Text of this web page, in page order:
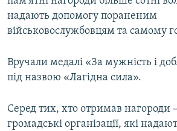
надають допомогу пораненим
військовослужбовцям та самому
Вручали медалі «За мужність і
під назвою «Лагідна сила».
Серед тих, хто отримав нагороди
громадські організації, які